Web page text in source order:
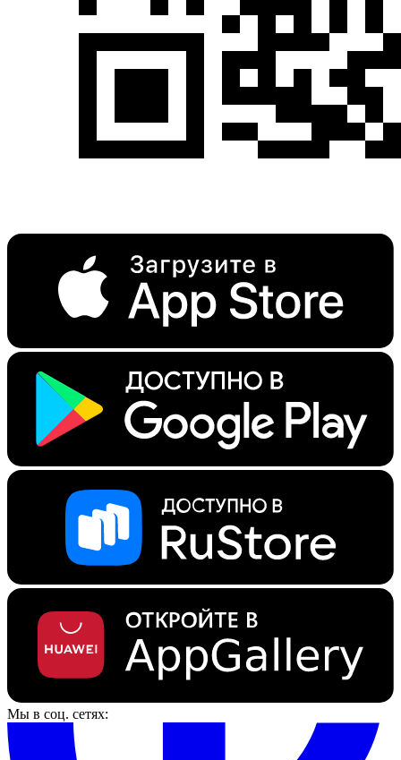
Мы в соц. сетях: